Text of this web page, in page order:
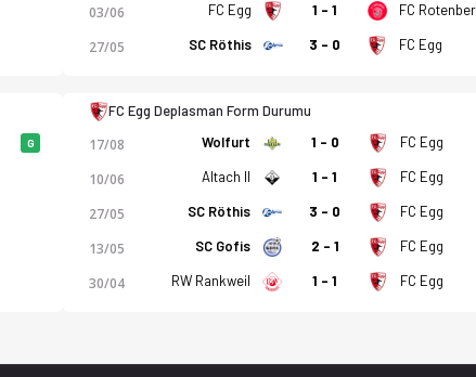
03/06 FC Egg 1 - 1 FC
27/05 SC Röthis 3 - 0 FC Egg
G
FC Egg Deplasman Form Durumu
17/08 Wolfurt 1 - 0 FC Egg
10/06 Altach II 1 - 1 FC Egg
27/05 SC Röthis 3 - 0 FC Egg
13/05 SC Gofis 2 - 1 FC Egg
30/04 RW Rankweil 1 - 1 FC Egg